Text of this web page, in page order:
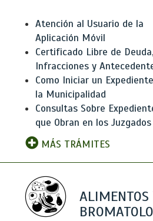
Atención al Usuario de la
Aplicación Móvil
Certificado Libre de Deuda,
Infracciones y
Como Iniciar un
la Municipalidad
Consultas Sobre
que Obran en los Juzgados
MÁS TRÁMITES
ALIMENTOS